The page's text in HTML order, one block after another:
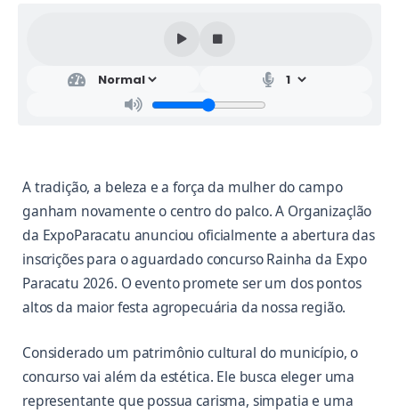
A tradição, a beleza e a força da mulher do campo
ganham novamente o centro do palco. A Organizaçlão
da ExpoParacatu anunciou oficialmente a abertura das
inscrições para o aguardado concurso Rainha da Expo
Paracatu 2026. O evento promete ser um dos pontos
altos da maior festa agropecuária da nossa região.
Considerado um patrimônio cultural do município, o
concurso vai além da estética. Ele busca eleger uma
representante que possua carisma, simpatia e uma